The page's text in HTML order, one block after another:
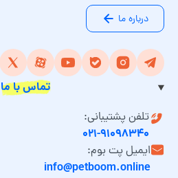
درباره ما
تماس با ما
تلفن پشتیبانی:
۰۲۱-۹۱۰۹۸۳۴۰
ایمیل پت بوم:
info@petboom.online